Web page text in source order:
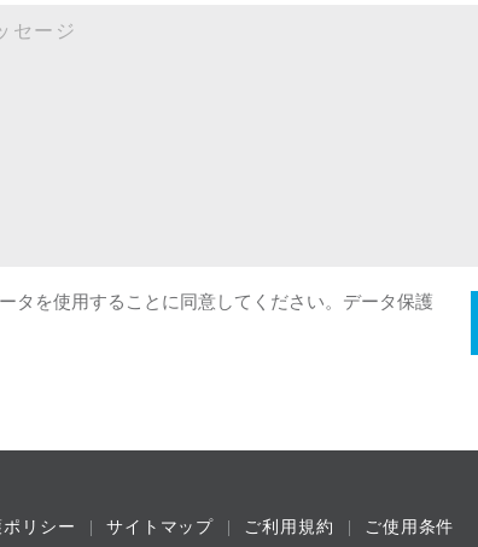
タを使用することに同意してください。データ保護
リシー サイトマップ ご利用規約 ご使用条件